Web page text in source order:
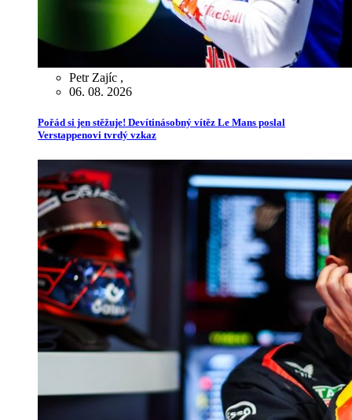
Petr Zajíc ,
06. 08. 2026
Pořád si jen stěžuje! Devítinásobný vítěz Le Mans poslal
Verstappenovi tvrdý vzkaz